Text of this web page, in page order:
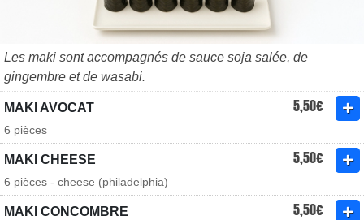
Les maki sont accompagnés de sauce soja salée, de
gingembre et de wasabi.
MAKI AVOCAT 5,50€
6 pièces
MAKI CHEESE 5,50€
6 pièces - cheese (philadelphia)
MAKI CONCOMBRE 5,50€